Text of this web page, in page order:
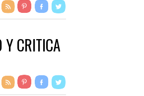
Y CRITICA